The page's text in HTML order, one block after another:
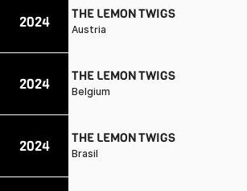
2024 THE LEMON TWIGS
Austria
2024 THE LEMON TWIGS
Belgium
2024 THE LEMON TWIGS
Brasil